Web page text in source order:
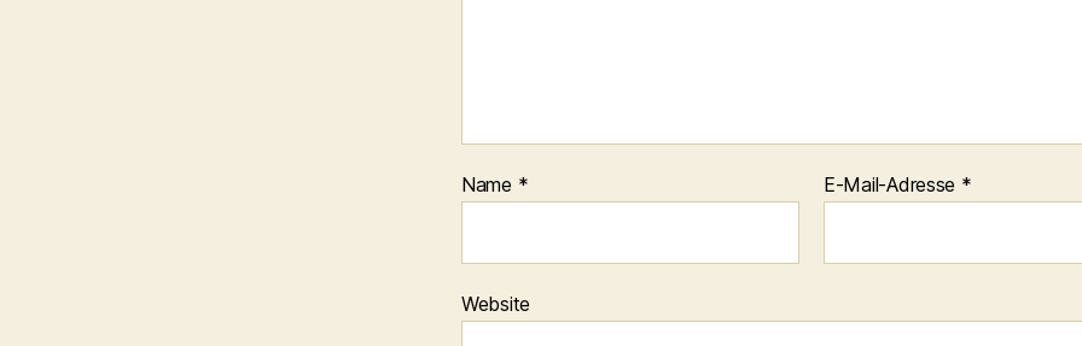
Name * E-Mail-Adresse *
Website